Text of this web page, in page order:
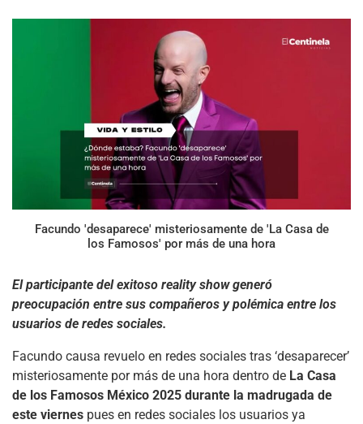
Facundo 'desaparece' misteriosamente de 'La Casa de
los Famosos' por más de una hora
El participante del exitoso reality show generó
preocupación entre sus compañeros y polémica entre los
usuarios de redes sociales.
Facundo causa revuelo en redes sociales tras ‘desaparecer’
misteriosamente por más de una hora dentro de La Casa
de los Famosos México 2025 durante la madrugada de
este viernes pues en redes sociales los usuarios ya